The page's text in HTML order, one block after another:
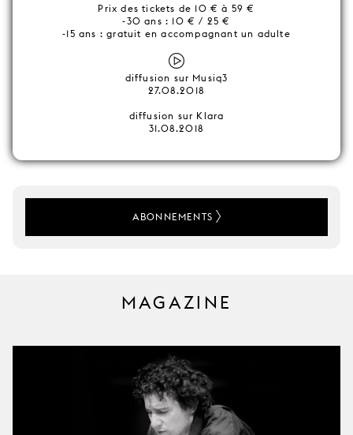
Prix des tickets de 10 € à 59 €
-30 ans : 10 € / 25 €
-15 ans : gratuit en accompagnant un adulte
diffusion sur Musiq3
27.08.2018
diffusion sur Klara
31.08.2018
ABONNEMENTS
MAGAZINE